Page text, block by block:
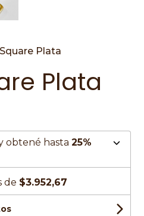
Plata
Plata
obtené hasta25%
de $3.952,67